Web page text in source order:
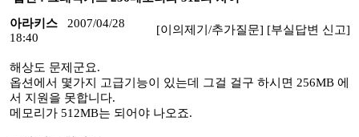
아라키스
2007/04/28
18:40
[이의제기/추가질문] [부실답변 신고]
해상도 문제군요.
옵션에서 몇가지 고급기능이 있는데 그걸 걸구 하시면 256MB 에
서 지원을 못합니다.
메모리가 512MB는 되어야 나오죠.